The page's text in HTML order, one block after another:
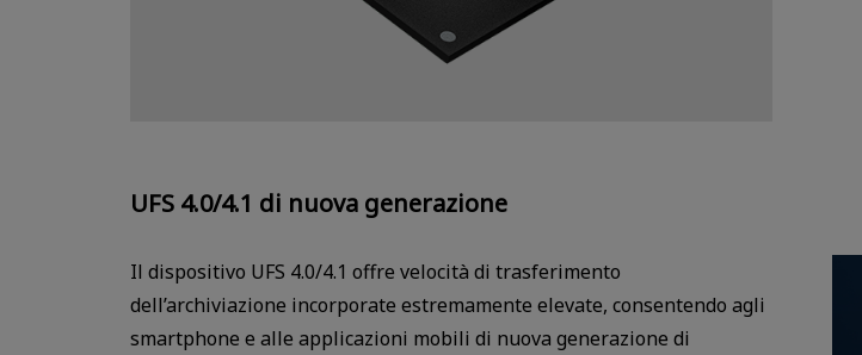
UFS 4.0/4.1 di nuova generazione
Il dispositivo UFS 4.0/4.1 offre velocità di trasferimento
dell’archiviazione incorporate estremamente elevate, consentendo agli
smartphone e alle applicazioni mobili di nuova generazione di